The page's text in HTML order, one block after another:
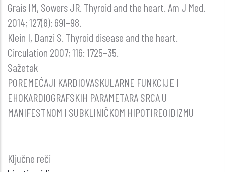
Grais IM, Sowers JR. Thyroid and the heart. Am J Med.
2014; 127(8): 691–98.
Klein I, Danzi S. Thyroid disease and the heart.
Circulation 2007; 116: 1725–35.
Sažetak
POREMEĆAJI KARDIOVASKULARNE FUNKCIJE I
EHOKARDIOGRAFSKIH PARAMETARA SRCA U
MANIFESTNOM I SUBKLINIČKOM HIPOTIREOIDIZMU
Ključne reči